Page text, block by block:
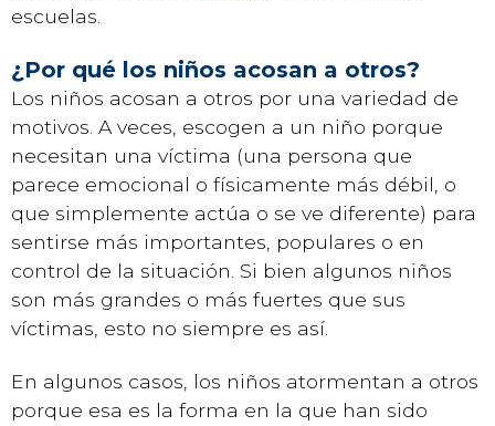
escuelas.
¿Por qué los niños acosan a otros?
Los niños acosan a otros por una variedad de
motivos. A veces, escogen a un niño porque
necesitan una víctima (una persona que
parece emocional o físicamente más débil, o
que simplemente actúa o se ve diferente) para
sentirse más importantes, populares o en
control de la situación. Si bien algunos niños
son más grandes o más fuertes que sus
víctimas, esto no siempre es así.
En algunos casos, los niños atormentan a otros
porque esa es la forma en la que han sido